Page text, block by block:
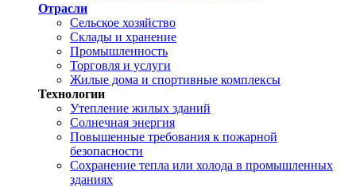
Отрасли
Сельское хозяйство
Склады и хранение
Промышленность
Торговля и услуги
Жилые дома и спортивные комплексы
Технологии
Утепление жилых зданий
Солнечная энергия
Повышенные требования к пожарной
безопасности
Сохранение тепла или холода в промышленных
зданиях